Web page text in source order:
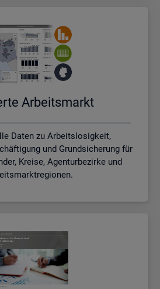
Ar­beits­markt
Daten zu Arbeitslosigkeit,
und Grundsicherung für
Kreise, Agenturbezirke und